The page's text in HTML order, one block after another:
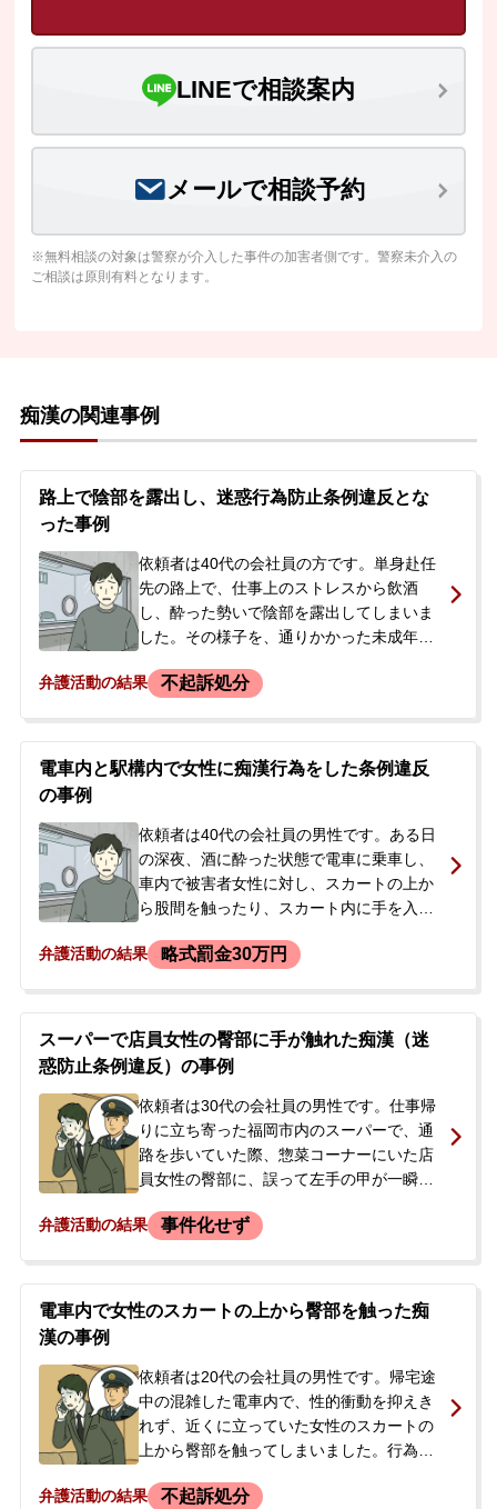
LINEで相談案内
メールで相談予約
※無料相談の対象は警察が介入した事件の加害者側です。警察未介入の
ご相談は原則有料となります。
痴漢の関連事例
路上で陰部を露出し、迷惑行為防止条例違反とな
った事例
依頼者は40代の会社員の方です。単身赴任
先の路上で、仕事上のストレスから飲酒
し、酔った勢いで陰部を露出してしまいま
した。その様子を、通りかかった未成年の
意同行を求められて逮捕されましたが、2日
不安に感じ、示談交渉を進めたいとの思い
で、釈放後に当事務所へ相談されました。
弁護活動の結果 不起訴処分
電車内と駅構内で女性に痴漢行為をした条例違反
の事例
依頼者は40代の会社員の男性です。ある日
の深夜、酒に酔った状態で電車に乗車し、
車内で被害者女性に対し、スカートの上か
ら股間を触ったり、スカート内に手を入れ
女性が駅で降車した後も後を追い、駅構内
ラの映像などが決め手となり、依頼者は強
制わいせつの容疑で早朝に自宅で逮捕され
ました。突然の逮捕に驚いた依頼者の妻
が、夫の早期釈放と取調べへの対応につい
てアドバイスを求め、当事務所に相談に来
られました。
弁護活動の結果 略式罰金30万円
スーパーで店員女性の臀部に手が触れた痴漢（迷
惑防止条例違反）の事例
依頼者は30代の会社員の男性です。仕事帰
りに立ち寄った福岡市内のスーパーで、通
路を歩いていた際、惣菜コーナーにいた店
員女性の臀部に、誤って左手の甲が一瞬当
何も指摘されませんでしたが、約1週間後、
受けることになりました。依頼者は、故意
ではなかったものの、動揺のあまり「意図
してしまい、今後の刑事手続きや会社への
影響に大きな不安を感じ、当事務所へ相談
に来られました。
弁護活動の結果 事件化せず
電車内で女性のスカートの上から臀部を触った痴
漢の事例
依頼者は20代の会社員の男性です。帰宅途
中の混雑した電車内で、性的衝動を抑えき
れず、近くに立っていた女性のスカートの
上から臀部を触ってしまいました。行為は
から「触りましたよね？」と問いただされ
弁護活動の結果 不起訴処分